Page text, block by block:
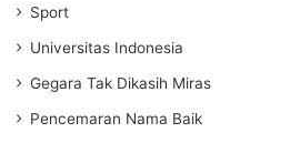
Sport
Universitas Indonesia
Gegara Tak Dikasih Miras
Pencemaran Nama Baik